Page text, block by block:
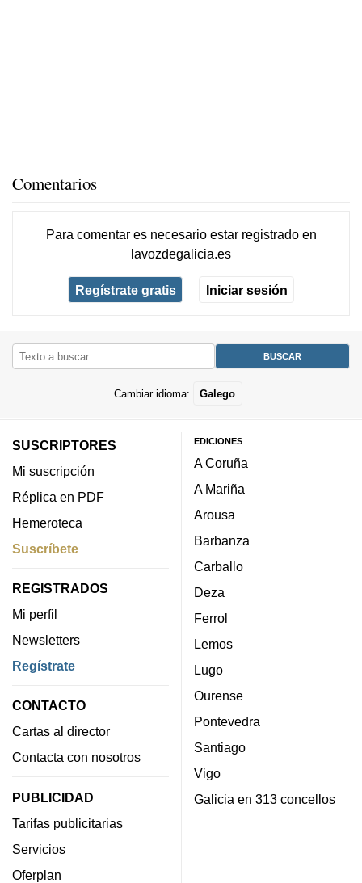
Comentarios
Para comentar es necesario estar registradoen
lavozdegalicia.es
Regístrate gratis Iniciar sesión
Cambiar idioma: Galego
SUSCRIPTORES
Mi suscripción
Réplica en PDF
Hemeroteca
Suscríbete
REGISTRADOS
Mi perfil
Newsletters
Regístrate
CONTACTO
Cartas al director
Contacta con nosotros
PUBLICIDAD
Tarifas publicitarias
Servicios
Oferplan
EDICIONES
A Coruña
A Mariña
Arousa
Barbanza
Carballo
Deza
Ferrol
Lemos
Lugo
Ourense
Pontevedra
Santiago
Vigo
Galicia en 313 concellos